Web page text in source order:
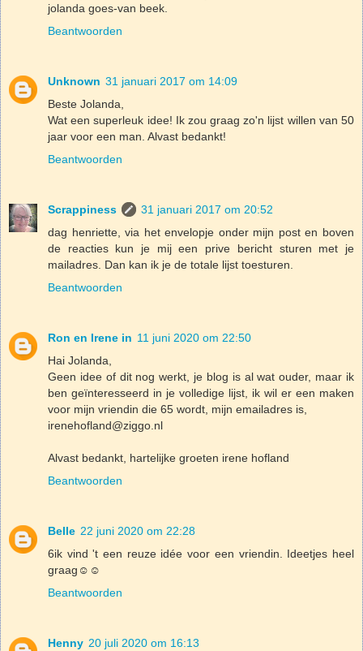
jolanda goes-van beek.
Beantwoorden
Unknown 31 januari 2017 om 14:09
Beste Jolanda,
Wat een superleuk idee! Ik zou graag zo'n lijst willen van 50
jaar voor een man. Alvast bedankt!
Beantwoorden
Scrappiness
31 januari 2017 om 20:52
dag henriette, via het envelopje onder mijn post en boven
de reacties kun je mij een prive bericht sturen met je
mailadres. Dan kan ik je de totale lijst toesturen.
Beantwoorden
Ron en Irene in 11 juni 2020 om 22:50
Hai Jolanda,
Geen idee of dit nog werkt, je blog is al wat ouder, maar ik
ben geïnteresseerd in je volledige lijst, ik wil er een maken
voor mijn vriendin die 65 wordt, mijn emailadres is,
irenehofland@ziggo.nl
Alvast bedankt, hartelijke groeten irene hofland
Beantwoorden
Belle 22 juni 2020 om 22:28
6ik vind 't een reuze idée voor een vriendin. Ideetjes heel
graag☺️☺️
Beantwoorden
Henny 20 juli 2020 om 16:13